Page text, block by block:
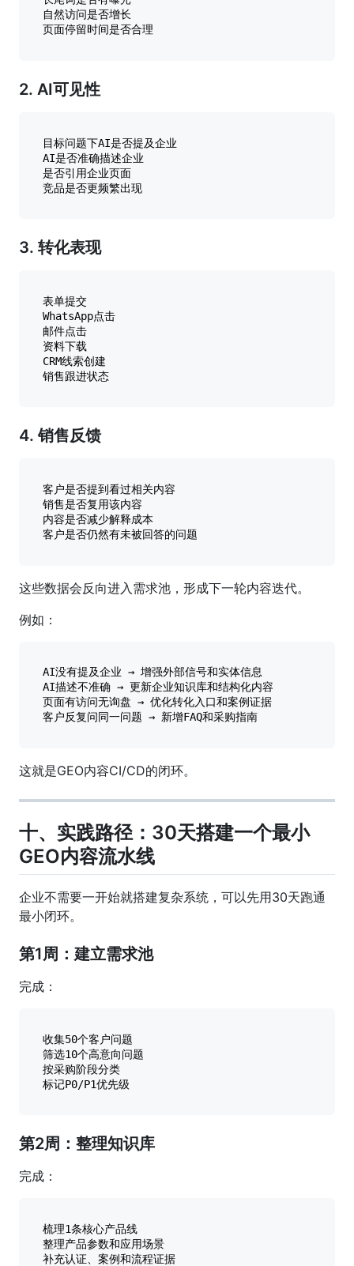
自然访问是否增长
2. AI可见性
目标问题下AI是否提及企业
AI是否准确描述企业
是否引用企业页面
竞品是否更频繁出现
3. 转化表现
表单提交
WhatsApp点击
邮件点击
资料下载
CRM线索创建
销售跟进状态
4. 销售反馈
客户是否提到看过相关内容
销售是否复用该内容
内容是否减少解释成本
这些数据会反向进入需求池，形成下一轮内容迭代。
例如：
AI没有提及企业 → 增强外部信号和实体信息
AI描述不准确 → 更新企业知识库和结构化内容
页面有访问无询盘 → 优化转化入口和案例证据
客户反复问同一问题 → 新增FAQ和采购指南
这就是GEO内容CI/CD的闭环。
十、实践路径：30天搭建一个最小
GEO内容流水线
企业不需要一开始就搭建复杂系统，可以先用30天跑通
最小闭环。
第1周：建立需求池
完成：
收集50个客户问题
筛选10个高意向问题
按采购阶段分类
第2周：整理知识库
完成：
梳理1条核心产品线
整理产品参数和应用场景
补充认证、案例和流程证据